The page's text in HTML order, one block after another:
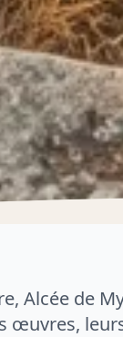
Alcée de
œuvres,